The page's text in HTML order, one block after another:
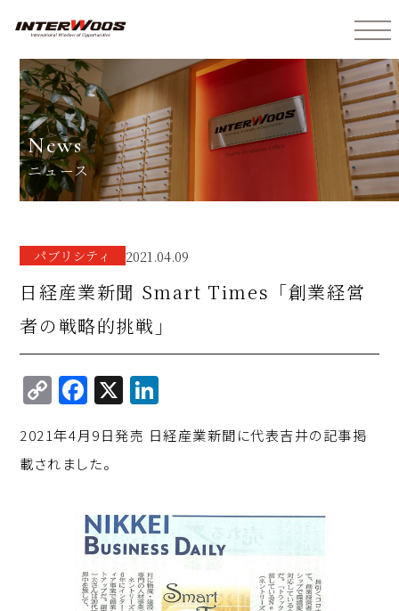
news
ニュース
パブリシティ 2021.04.09
日経産業新聞 Smart Times「創業経営
者の戦略的挑戦」
C
o
p
y
F
a
c
e
b
o
o
k
X
n
k
d
I
n
2021年4月9日発売 日経産業新聞に代表吉井の記事掲
載されました。